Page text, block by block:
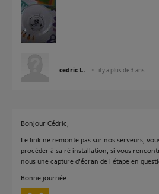
cedric L. il y a plus de 3 ans
Bonjour Cédric,
Le link ne remonte pas sur nos serveurs,
procéder à sa ré installation, si vous
nous une capture d'écran de l'étape en
Bonne journée